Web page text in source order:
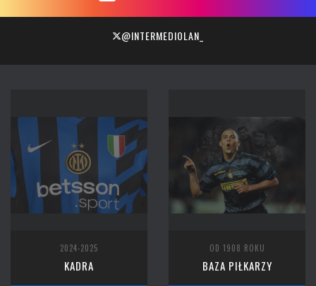
@INTERMEDIOLAN_
2024-2025
KADRA
OD 1908 ROKU
BAZA PIŁKARZY